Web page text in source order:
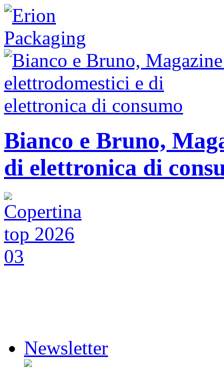
Bianco e Bruno,
di elettronica di
Newsletter